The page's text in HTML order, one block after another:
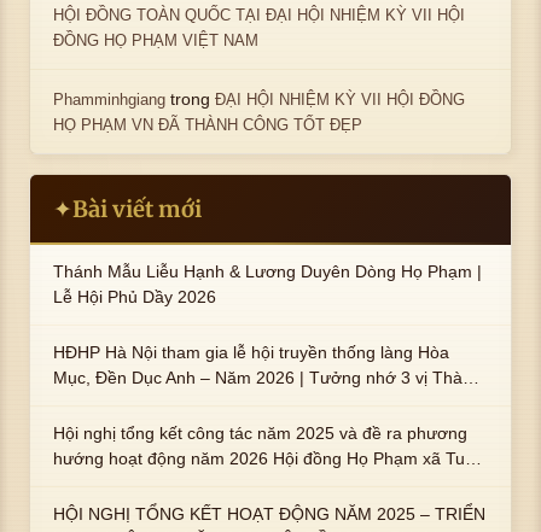
HỘI ĐỒNG TOÀN QUỐC TẠI ĐẠI HỘI NHIỆM KỲ VII HỘI
ĐỒNG HỌ PHẠM VIỆT NAM
Phamminhgiang trongĐẠI HỘI NHIỆM KỲ VII HỘI ĐỒNG
HỌ PHẠM VN ĐÃ THÀNH CÔNG TỐT ĐẸP
✦Bài viết mới
Thánh Mẫu Liễu Hạnh & Lương Duyên Dòng Họ Phạm |
Lễ Hội Phủ Dầy 2026
HĐHP Hà Nội tham gia lễ hội truyền thống làng Hòa
Mục, Đền Dục Anh – Năm 2026 | Tưởng nhớ 3 vị Thành
trai : ngài Phạm Huy, Phạm Miện
Hội nghị tổng kết công tác năm 2025 và đề ra phương
hướng hoạt động năm 2026 Hội đồng Họ Phạm xã Tuy
HỘI NGHỊ TỔNG KẾT HOẠT ĐỘNG NĂM 2025 – TRIỂN